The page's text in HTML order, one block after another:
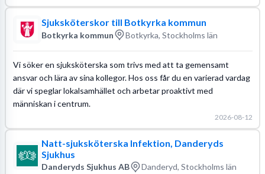
Sjuksköterskor till Botkyrka kommun
Botkyrka kommun Botkyrka, Stockholms län
Vi söker en sjuksköterska som trivs med att ta gemensamt
ansvar och lära av sina kollegor. Hos oss får du en varierad vardag
där vi speglar lokalsamhället och arbetar proaktivt med
människan i centrum.
2026-08-12
Natt-sjuksköterska Infektion, Danderyds
Sjukhus
Danderyds Sjukhus AB Danderyd, Stockholms län